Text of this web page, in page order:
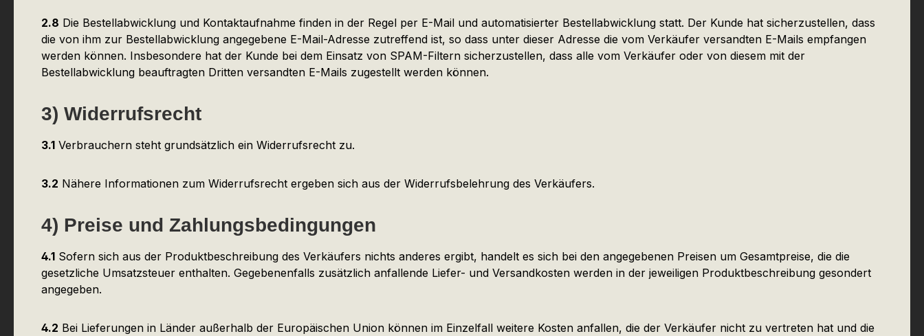
2.8 Die Bestellabwicklung und Kontaktaufnahme finden in der Regel per E-Mail und automatisierter Bestellabwicklung statt. Der Kunde hat sicherzustellen, dass
die von ihm zur Bestellabwicklung angegebene E-Mail-Adresse zutreffend ist, so dass unter dieser Adresse die vom Verkäufer versandten E-Mails empfangen
werden können. Insbesondere hat der Kunde bei dem Einsatz von SPAM-Filtern sicherzustellen, dass alle vom Verkäufer oder von diesem mit der
Bestellabwicklung beauftragten Dritten versandten E-Mails zugestellt werden können.
3) Widerrufsrecht
3.1 Verbrauchern steht grundsätzlich ein Widerrufsrecht zu.
3.2 Nähere Informationen zum Widerrufsrecht ergeben sich aus der Widerrufsbelehrung des Verkäufers.
4) Preise und Zahlungsbedingungen
4.1 Sofern sich aus der Produktbeschreibung des Verkäufers nichts anderes ergibt, handelt es sich bei den angegebenen Preisen um Gesamtpreise, die die
gesetzliche Umsatzsteuer enthalten. Gegebenenfalls zusätzlich anfallende Liefer- und Versandkosten werden in der jeweiligen Produktbeschreibung gesondert
angegeben.
4.2 Bei Lieferungen in Länder außerhalb der Europäischen Union können im Einzelfall weitere Kosten anfallen, die der Verkäufer nicht zu vertreten hat und die